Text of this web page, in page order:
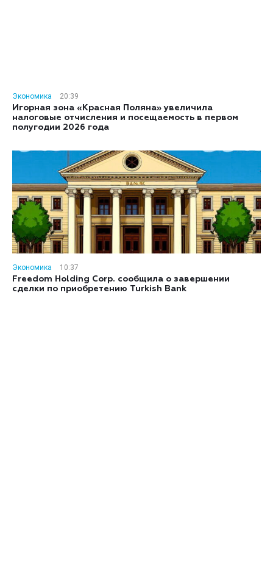
Экономика
20:39
Игорная зона «Красная Поляна» увеличила
налоговые отчисления и посещаемость в первом
полугодии 2026 года
Экономика
10:37
Freedom Holding Corp. сообщила о завершении
сделки по приобретению Turkish Bank